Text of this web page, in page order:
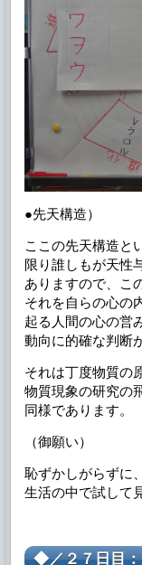
●先天構造）
ここの先天構造と
限り誰しもが天性
ありますので、こ
それを自らの心の
起る人間の心の営
動向に的確な判断
それは丁度物質の
物質現象の研究の
同様であります。
（御願い）
恥ずかしがらずに
生活の中で試して
◆／２７日目：